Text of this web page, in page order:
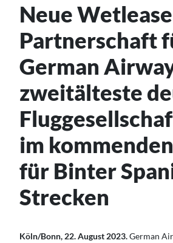
Neue
Partnerschaft
German
zweitälteste
im
für Binter
Strecken
Köln/Bonn, 22. August 2023.German